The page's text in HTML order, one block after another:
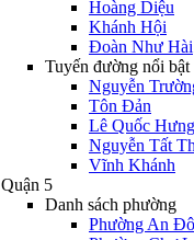
Hoàng Diệu
Khánh Hội
Đoàn Như Hài
Tuyến đường nổi bật
Nguyễn
Tôn Đản
Lê Quốc Hưng
Nguyễn Tất
Vĩnh Khánh
Quận 5
Danh sách phường
Phường An